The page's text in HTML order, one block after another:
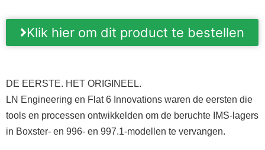
Klik hier om dit product te bestellen
DE EERSTE. HET ORIGINEEL.
LN Engineering en Flat 6 Innovations waren de eersten die
tools en processen ontwikkelden om de beruchte IMS-lagers
in Boxster- en 996- en 997.1-modellen te vervangen.